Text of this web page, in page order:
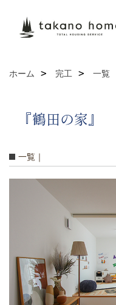
ホーム 完工 一覧
『鶴田の家』
一覧｜